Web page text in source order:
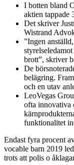
I botten bland
aktien tappade
Det skriver
Wistrand
”Ingen
brott”, skriver
De
belägring.
och en utav
LeoVegas
ofta innovativa
funktionalitet
Endast fyra procent
vocable barn 2019
trots att polis o